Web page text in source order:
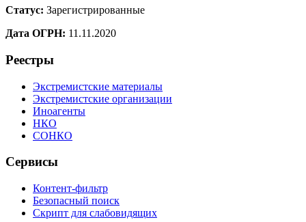
Статус: Зарегистрированные
Дата ОГРН: 11.11.2020
Реестры
Экстремистские материалы
Экстремистские организации
Иноагенты
НКО
СОНКО
Сервисы
Контент-фильтр
Безопасный поиск
Скрипт для слабовидящих